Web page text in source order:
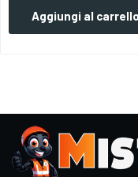
Aggiungi al carrello